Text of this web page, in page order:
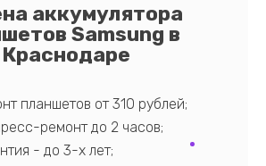
аккумулятора
Samsung в
Краснодаре
планшетов от 310 рублей;
ремонт до 2 часов;
- до 3-х лет;